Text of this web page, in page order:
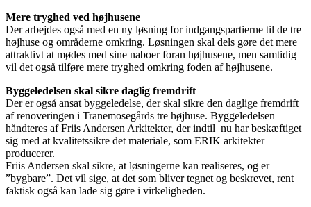
Mere tryghed ved højhusene
Der arbejdes også med en ny løsning for indgangspartierne til de tre
højhuse og områderne omkring. Løsningen skal dels gøre det mere
attraktivt at mødes med sine naboer foran højhusene, men samtidig
vil det også tilføre mere tryghed omkring foden af højhusene.
Byggeledelsen skal sikre daglig fremdrift
Der er også ansat byggeledelse, der skal sikre den daglige fremdrift
af renoveringen i Tranemosegårds tre højhuse. Byggeledelsen
håndteres af Friis Andersen Arkitekter, der indtil nu har beskæftiget
sig med at kvalitetssikre det materiale, som ERIK arkitekter
producerer.
Friis Andersen skal sikre, at løsningerne kan realiseres, og er
”bygbare”. Det vil sige, at det som bliver tegnet og beskrevet, rent
faktisk også kan lade sig gøre i virkeligheden.